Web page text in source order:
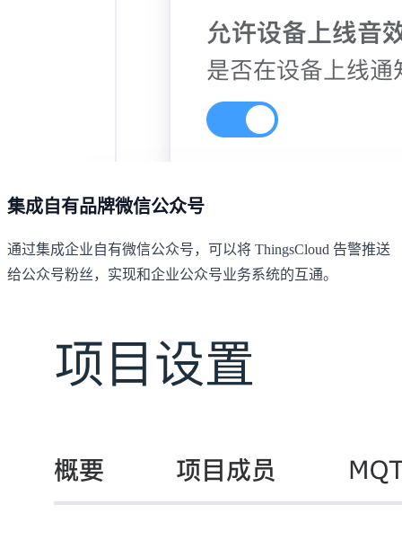
集成自有品牌微信公众号
通过集成企业自有微信公众号，可以将 ThingsCloud 告警推送
给公众号粉丝，实现和企业公众号业务系统的互通。